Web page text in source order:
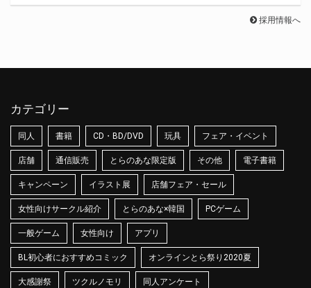
採用情報へ
カテゴリー
同人 書籍 CD・BD/DVD 玩具 フェア・イベント
店舗 通信販売 とらのあな限定版 その他 電子書籍
キャンペーン イラスト展 店舗フェア・セール
女性向けサークル紹介 とらのあな×韓国 PCゲーム
一般ゲーム 女性向け アプリ
BL初心者におすすめコミック オンラインとら祭り2020夏
大感謝祭 ツクルノモリ 同人アンケート